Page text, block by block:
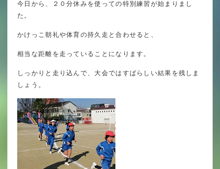
今日から、２０分休みを使っての特別練習が始まりまし
た。
かけっこ朝礼や体育の持久走と合わせると、
相当な距離を走っていることになります。
しっかりと走り込んで、大会ではすばらしい結果を残しま
しょう。
委員会
学校図書館
All in School
学校感染症に関する 報告書・登校
許可証